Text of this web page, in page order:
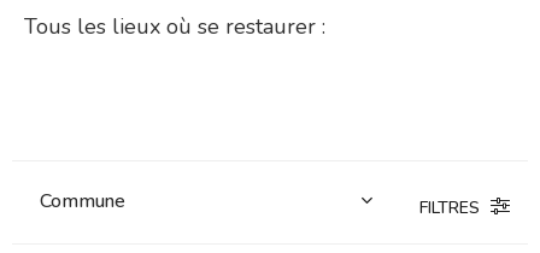
Tous les lieux où se restaurer :
FILTRES